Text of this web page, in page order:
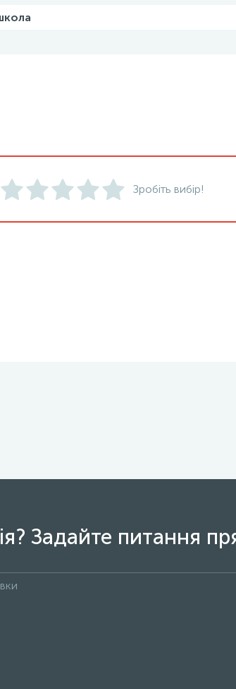
Зробіть вибір!
Задайте питання